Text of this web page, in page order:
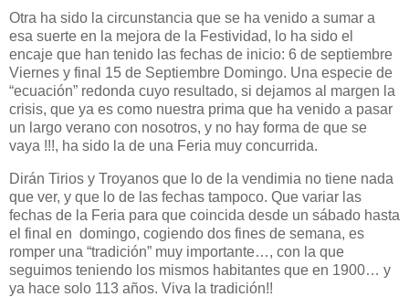
Otra ha sido la circunstancia que se ha venido a sumar a
esa suerte en la mejora de la Festividad, lo ha sido el
encaje que han tenido las fechas de inicio: 6 de septiembre
Viernes y final 15 de Septiembre Domingo. Una especie de
“ecuación” redonda cuyo resultado, si dejamos al margen la
crisis, que ya es como nuestra prima que ha venido a pasar
un largo verano con nosotros, y no hay forma de que se
vaya !!!, ha sido la de una Feria muy concurrida.
Dirán Tirios y Troyanos que lo de la vendimia no tiene nada
que ver, y que lo de las fechas tampoco. Que variar las
fechas de la Feria para que coincida desde un sábado hasta
el final en domingo, cogiendo dos fines de semana, es
romper una “tradición” muy importante…, con la que
seguimos teniendo los mismos habitantes que en 1900… y
ya hace solo 113 años. Viva la tradición!!